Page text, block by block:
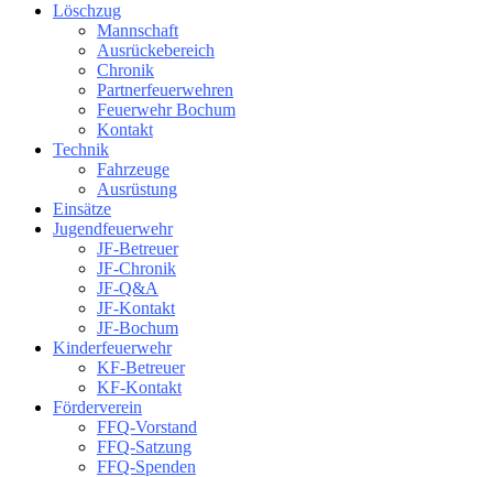
Löschzug
Mannschaft
Ausrückebereich
Chronik
Partnerfeuerwehren
Feuerwehr Bochum
Kontakt
Technik
Fahrzeuge
Ausrüstung
Einsätze
Jugendfeuerwehr
JF-Betreuer
JF-Chronik
JF-Q&A
JF-Kontakt
JF-Bochum
Kinderfeuerwehr
KF-Betreuer
KF-Kontakt
Förderverein
FFQ-Vorstand
FFQ-Satzung
FFQ-Spenden